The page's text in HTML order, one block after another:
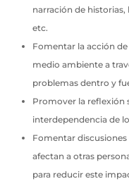
narración de historias,
etc.
Fomentar la acción
medio ambiente a
problemas dentro y
Promover la reflexión
interdependencia de
Fomentar
afectan a otras
para reducir este